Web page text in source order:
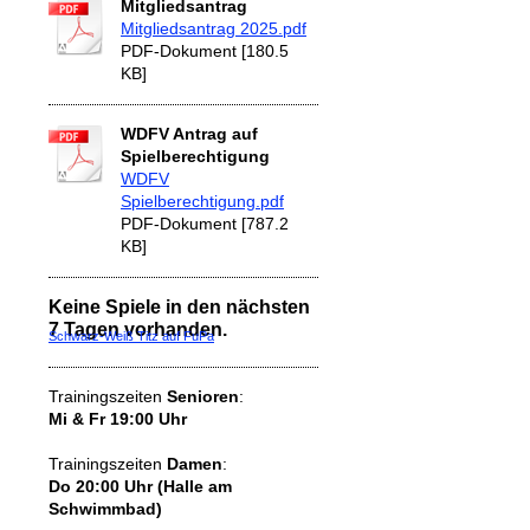
Mitgliedsantrag
Mitgliedsantrag 2025.pdf
PDF-Dokument [180.5
KB]
WDFV Antrag auf
Spielberechtigung
WDFV
Spielberechtigung.pdf
PDF-Dokument [787.2
KB]
Keine Spiele in den nächsten
7 Tagen vorhanden.
Schwarz-Weiß Titz auf FuPa
Trainingszeiten Senioren:
Mi & Fr 19:00 Uhr
Trainingszeiten Damen:
Do 20:00 Uhr (Halle am
Schwimmbad)